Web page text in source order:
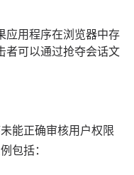
应用程序在浏览器中存
者可以通过抢夺会话文
能正确审核用户权限
包括：